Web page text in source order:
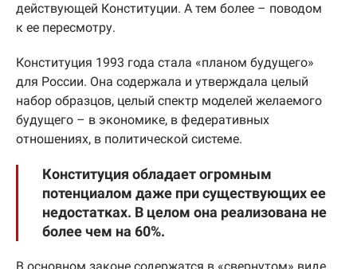
действующей Конституции. А тем более – поводом
к ее пересмотру.
Конституция 1993 года стала «планом будущего»
для России. Она содержала и утверждала целый
набор образцов, целый спектр моделей желаемого
будущего – в экономике, в федеративных
отношениях, в политической системе.
Конституция обладает огромным
потенциалом даже при существующих ее
недостатках. В целом она реализована не
более чем на 60%.